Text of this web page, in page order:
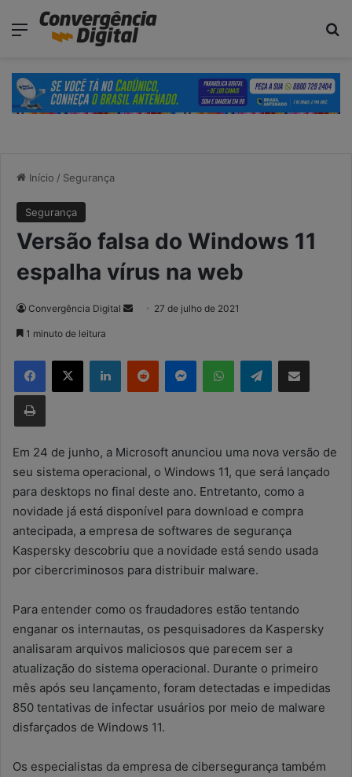
Menu
Início / Segurança
Segurança
Versão falsa do Windows 11
espalha vírus na web
Convergência Digital
d
-
m
a
i
l
27 de julho de 2021
1 minuto de leitura
Telegram
Em 24 de junho, a Microsoft anunciou uma nova versão de
seu sistema operacional, o Windows 11, que será lançado
para desktops no final deste ano. Entretanto, como a
novidade já está disponível para download e compra
antecipada, a empresa de softwares de segurança
Kaspersky descobriu que a novidade está sendo usada
por cibercriminosos para distribuir malware.
Para entender como os fraudadores estão tentando
enganar os internautas, os pesquisadores da Kaspersky
analisaram arquivos maliciosos que parecem ser a
atualização do sistema operacional. Durante o primeiro
mês após seu lançamento, foram detectadas e impedidas
850 tentativas de infectar usuários por meio de malware
disfarçados de Windows 11.
Os especialistas da empresa de cibersegurança também